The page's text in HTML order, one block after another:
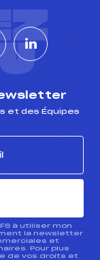
et des Équipes
à utiliser mon
la newsletter
et
Pour plus
de vos droits et